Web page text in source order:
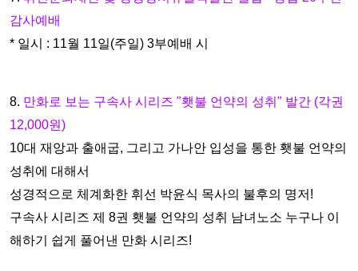
감사예배
* 일시 : 11월 11일(주일) 3부예배 시
8. 만화로 보는 구속사 시리즈 "횃불 언약의 성취" 발간 (각권
12,000원)
10대 재앙과 출애굽, 그리고 가나안 입성을 통한 횃불 언약의
성취에 대해서
성경적으로 체계화한 휘선 박윤식 목사의 불후의 명저!
구속사 시리즈 제 8권 횃불 언약의 성취 남녀노소 누구나 이
해하기 쉽게 풀어낸 만화 시리즈!